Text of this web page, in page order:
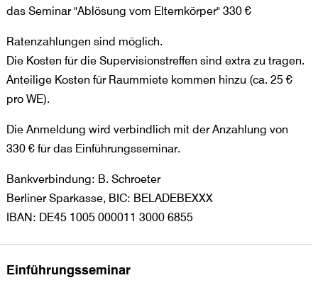
das Seminar "Ablösung vom Elternkörper" 330 €
Ratenzahlungen sind möglich.
Die Kosten für die Supervisionstreffen sind extra zu tragen.
Anteilige Kosten für Raummiete kommen hinzu (ca. 25 €
pro WE).
Die Anmeldung wird verbindlich mit der Anzahlung von
330 € für das Einführungsseminar.
Bankverbindung: B. Schroeter
Berliner Sparkasse, BIC: BELADEBEXXX
IBAN: DE45 1005 000011 3000 6855
Einführungsseminar